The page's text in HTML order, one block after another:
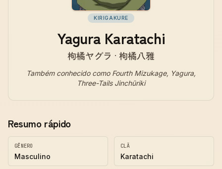
KIRIGAKURE
Yagura Karatachi
枸橘ヤグラ · 枸橘八雅
Também conhecido como Fourth Mizukage, Yagura,
Three-Tails Jinchūriki
Resumo rápido
GÊNERO
Masculino
CLÃ
Karatachi